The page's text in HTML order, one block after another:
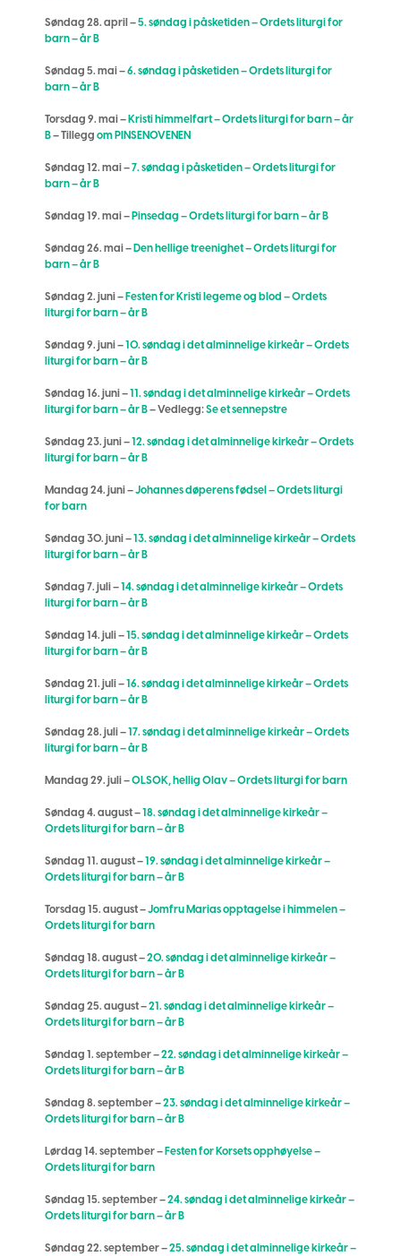
Søndag 28. april –5. søndag i påsketiden – Ordets liturgi for
barn – år B
Søndag 5. mai –6. søndag i påsketiden – Ordets liturgi for
barn – år B
Torsdag 9. mai – Kristi himmelfart – Ordets liturgi for barn – år
B– Tillegg om PINSENOVENEN
Søndag 12. mai –7. søndag i påsketiden – Ordets liturgi for
barn – år B
Søndag 19. mai – Pinsedag – Ordets liturgi for barn – år B
Søndag 26. mai – Den hellige treenighet – Ordets liturgi for
barn – år B
Søndag 2. juni – Festen for Kristi legeme og blod – Ordets
liturgi for barn – år B
Søndag 9. juni –10. søndag i det alminnelige kirkeår – Ordets
liturgi for barn – år B
Søndag 16. juni –11. søndag i det alminnelige kirkeår – Ordets
liturgi for barn – år B– Vedlegg:Se et sennepstre
Søndag 23. juni –12. søndag i det alminnelige kirkeår – Ordets
liturgi for barn – år B
Mandag 24. juni –Johannes døperens fødsel – Ordets liturgi
for barn
Søndag 30. juni –13. søndag i det alminnelige kirkeår – Ordets
liturgi for barn – år B
Søndag 7. juli –14. søndag i det alminnelige kirkeår – Ordets
liturgi for barn – år B
Søndag 14. juli –15. søndag i det alminnelige kirkeår – Ordets
liturgi for barn – år B
Søndag 21. juli –16. søndag i det alminnelige kirkeår – Ordets
liturgi for barn – år B
Søndag 28. juli –17. søndag i det alminnelige kirkeår – Ordets
liturgi for barn – år B
Mandag 29. juli –OLSOK, hellig Olav – Ordets liturgi for barn
Søndag 4. august –18. søndag i det alminnelige kirkeår –
Ordets liturgi for barn – år B
Søndag 11. august –19. søndag i det alminnelige kirkeår –
Ordets liturgi for barn – år B
Torsdag 15. august –Jomfru Marias opptagelse i himmelen –
Ordets liturgi for barn
Søndag 18. august –20. søndag i det alminnelige kirkeår –
Ordets liturgi for barn – år B
Søndag 25. august –21. søndag i det alminnelige kirkeår –
Ordets liturgi for barn – år B
Søndag 1. september –22. søndag i det alminnelige kirkeår –
Ordets liturgi for barn – år B
Søndag 8. september –23. søndag i det alminnelige kirkeår –
Ordets liturgi for barn – år B
Lørdag 14. september – Festen for Korsets opphøyelse –
Ordets liturgi for barn
Søndag 15. september –24. søndag i det alminnelige kirkeår –
Ordets liturgi for barn – år B
Søndag 22. september –25. søndag i det alminnelige kirkeår –